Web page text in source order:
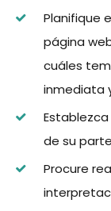
Planifique
página
cuáles
inmediata
de su
Procure